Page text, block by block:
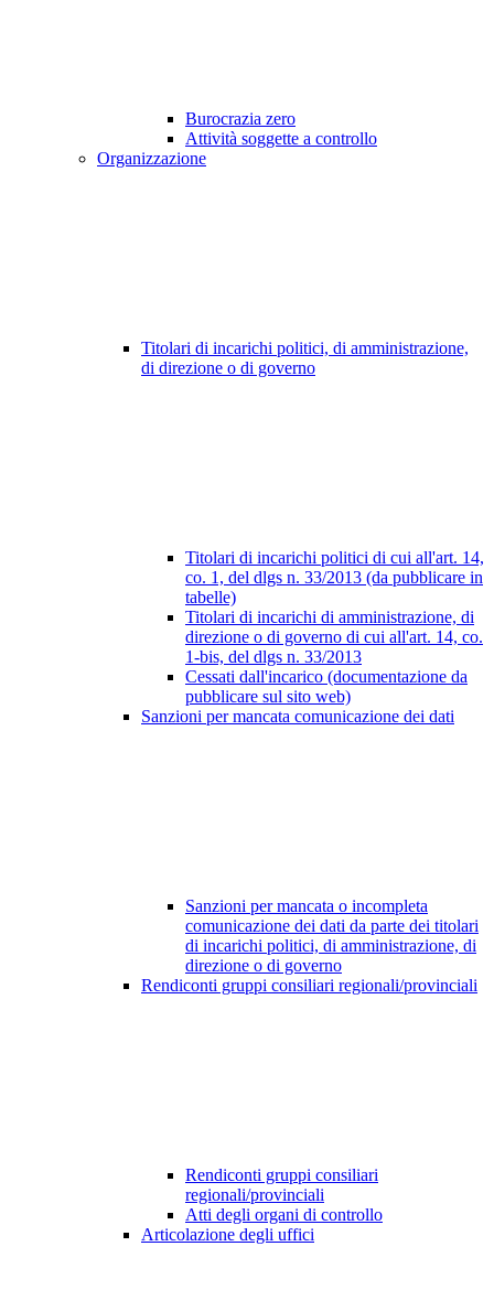
Burocrazia zero
Attività soggette a controllo
Organizzazione
Titolari di incarichi politici, di amministrazione,
di direzione o di governo
Titolari di incarichi politici di cui all'art. 14,
co. 1, del dlgs n. 33/2013 (da pubblicare in
tabelle)
Titolari di incarichi di amministrazione, di
direzione o di governo di cui all'art. 14, co.
1-bis, del dlgs n. 33/2013
Cessati dall'incarico (documentazione da
pubblicare sul sito web)
Sanzioni per mancata comunicazione dei dati
Sanzioni per mancata o incompleta
comunicazione dei dati da parte dei titolari
di incarichi politici, di amministrazione, di
direzione o di governo
Rendiconti gruppi consiliari regionali/provinciali
Rendiconti gruppi consiliari
regionali/provinciali
Atti degli organi di controllo
Articolazione degli uffici